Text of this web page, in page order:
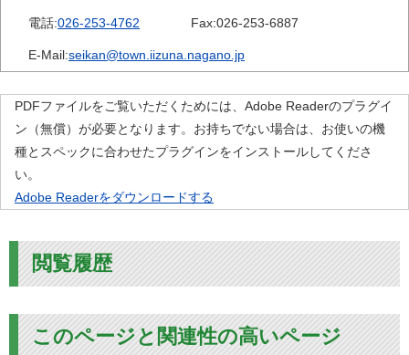
電話:026-253-4762 Fax:026-253-6887
E-Mail:seikan@town.iizuna.nagano.jp
PDFファイルをご覧いただくためには、Adobe Readerのプラグイ
ン（無償）が必要となります。お持ちでない場合は、お使いの機
種とスペックに合わせたプラグインをインストールしてくださ
い。
Adobe Readerをダウンロードする
閲覧履歴
このページと関連性の高いページ